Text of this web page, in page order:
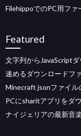
FilehippoでのPC用フ
Featured
文字列からJavaScript
速めるダウンロードフ
Minecraft jsonファイル
PCにsharitアプリをダ
ナイジェリアの最新音